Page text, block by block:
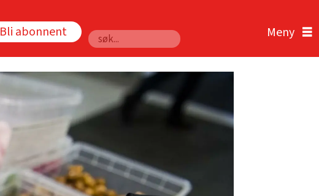
Bli abonnent
Søk